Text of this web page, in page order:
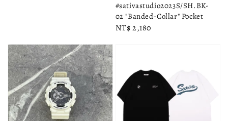
#sativastudio2023S/SH.BK-
02 "Banded-Collar" Pocket
Regular
NT$ 2,180